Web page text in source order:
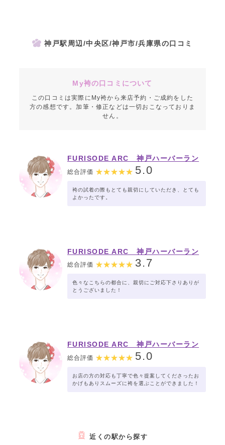
神戸駅周辺/中央区/神戸市/兵庫県の口コミ
My袴の口コミについて
この口コミは実際にMy袴から来店予約・ご成約をした
方の感想です。加筆・修正などは一切おこなっておりま
せん。
FURISODE ARC 神戸ハーバーラン
ド店
総合評価 5.0
袴の試着の際もとても親切にしていただき、とても
よかったです。
FURISODE ARC 神戸ハーバーラン
ド店
総合評価 3.7
色々なこちらの都合に、親切にご対応下さりありが
とうございました！
FURISODE ARC 神戸ハーバーラン
総合評価 5.0
お店の方の対応も丁寧で色々提案してくださったお
かげもありスムーズに袴を選ぶことができました！
近くの駅から探す